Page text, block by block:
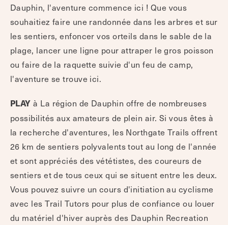
Dauphin, l'aventure commence ici ! Que vous
souhaitiez faire une randonnée dans les arbres et sur
les sentiers, enfoncer vos orteils dans le sable de la
plage, lancer une ligne pour attraper le gros poisson
ou faire de la raquette suivie d'un feu de camp,
l'aventure se trouve ici.
PLAYà La région de Dauphin offre de nombreuses
possibilités aux amateurs de plein air. Si vous êtes à
la recherche d'aventures, les Northgate Trails offrent
26 km de sentiers polyvalents tout au long de l'année
et sont appréciés des vététistes, des coureurs de
sentiers et de tous ceux qui se situent entre les deux.
Vous pouvez suivre un cours d'initiation au cyclisme
avec les Trail Tutors pour plus de confiance ou louer
du matériel d'hiver auprès des Dauphin Recreation